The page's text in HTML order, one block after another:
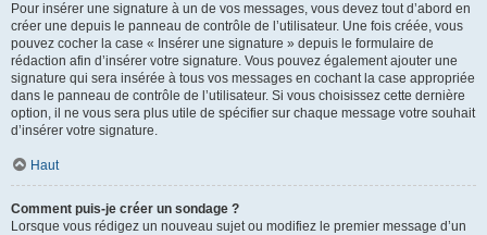
Pour insérer une signature à un de vos messages, vous devez tout d’abord en
créer une depuis le panneau de contrôle de l’utilisateur. Une fois créée, vous
pouvez cocher la case « Insérer une signature » depuis le formulaire de
rédaction afin d’insérer votre signature. Vous pouvez également ajouter une
signature qui sera insérée à tous vos messages en cochant la case appropriée
dans le panneau de contrôle de l’utilisateur. Si vous choisissez cette dernière
option, il ne vous sera plus utile de spécifier sur chaque message votre souhait
d’insérer votre signature.
Haut
Comment puis-je créer un sondage ?
Lorsque vous rédigez un nouveau sujet ou modifiez le premier message d’un